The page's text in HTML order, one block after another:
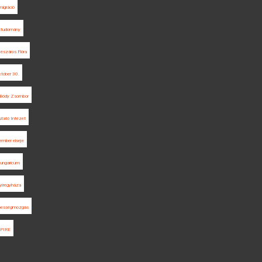
Flóra
30.
Bódy Zsombor
Intézet
elseje